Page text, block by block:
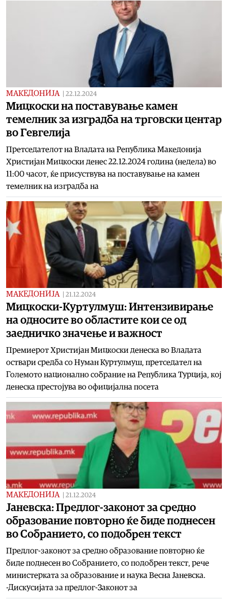
МАКЕДОНИЈА 22.12.2024
Мицкоски на поставување камен
темелник за изградба на трговски центар
во Гевгелија
Претседателот на Владата на Република Македонија
Христијан Мицкоски денес 22.12.2024 година (недела) во
11:00 часот, ќе присуствува на поставување на камен
темелник на изградба на
МАКЕДОНИЈА 21.12.2024
Мицкоски-Куртулмуш: Интензивирање
на односите во областите кои се од
заедничко значење и важност
Премиерот Христијан Мицкоски денеска во Владата
оствари средба со Нуман Куртулмуш, претседател на
Големото национално собрание на Република Турција, кој
денеска престојува во официјална посета
МАКЕДОНИЈА 21.12.2024
Јаневска: Предлог-законот за средно
образование повторно ќе биде поднесен
во Собранието, со подобрен текст
Предлог-законот за средно образование повторно ќе
биде поднесен во Собранието, со подобрен текст, рече
министерката за образование и наука Весна Јаневска.
-Дискусијата за предлог-Законот за